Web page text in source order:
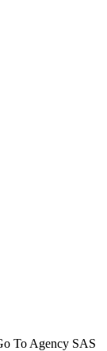
To Agency SAS